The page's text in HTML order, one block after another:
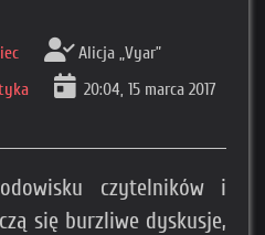
Alicja „Vyar”
20:04, 15 marca 2017
czytelników i
się burzliwe dyskusje,